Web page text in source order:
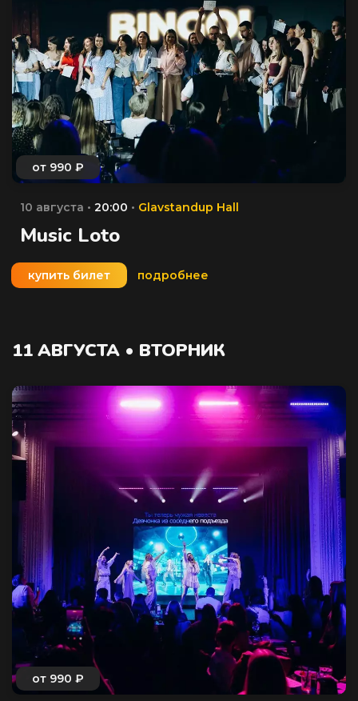
10 августа • 20:00 • Glavstandup Hall
Music Loto
купить билет подробнее
11 АВГУСТА • ВТОРНИК